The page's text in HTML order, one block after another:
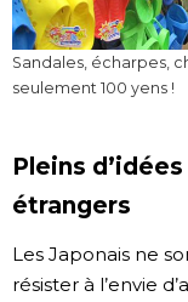
Sandales, écharpes,
seulement 100 yens !
Pleins
étrangers
Les Japonais ne
résister à l’envie